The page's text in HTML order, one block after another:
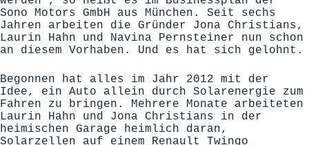
Sono Motors GmbH aus München. Seit sechs
Jahren arbeiten die Gründer Jona Christians,
Laurin Hahn und Navina Pernsteiner nun schon
an diesem Vorhaben. Und es hat sich gelohnt.
Begonnen hat alles im Jahr 2012 mit der
Idee, ein Auto allein durch Solarenergie zum
Fahren zu bringen. Mehrere Monate arbeiteten
Laurin Hahn und Jona Christians in der
heimischen Garage heimlich daran,
Solarzellen auf einem Renault Twingo